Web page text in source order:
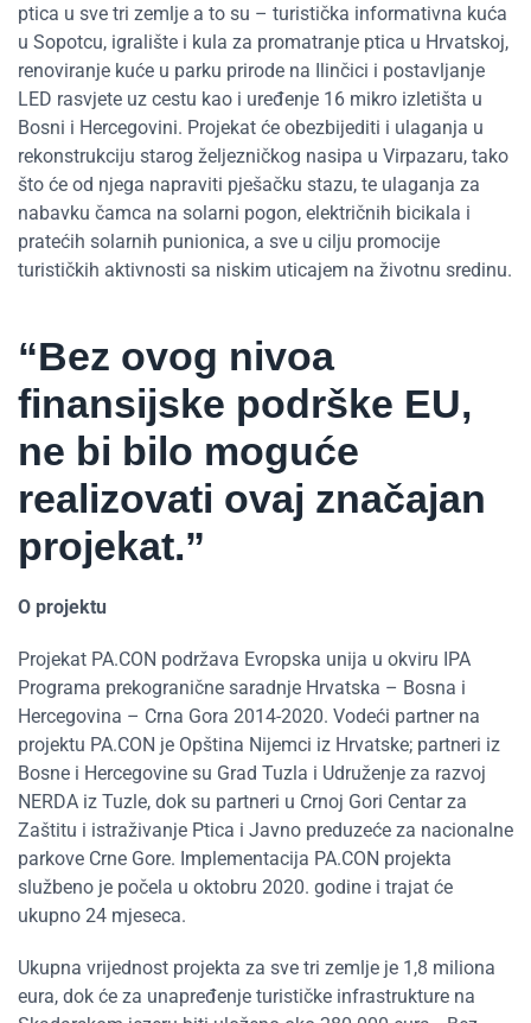
ptica u sve tri zemlje a to su – turistička informativna kuća
u Sopotcu, igralište i kula za promatranje ptica u Hrvatskoj,
renoviranje kuće u parku prirode na Ilinčici i postavljanje
LED rasvjete uz cestu kao i uređenje 16 mikro izletišta u
Bosni i Hercegovini. Projekat će obezbijediti i ulaganja u
rekonstrukciju starog željezničkog nasipa u Virpazaru, tako
što će od njega napraviti pješačku stazu, te ulaganja za
nabavku čamca na solarni pogon, električnih bicikala i
pratećih solarnih punionica, a sve u cilju promocije
turističkih aktivnosti sa niskim uticajem na životnu sredinu.
“Bez ovog nivoa
finansijske podrške EU,
ne bi bilo moguće
realizovati ovaj značajan
projekat.”
O projektu
Projekat PA.CON podržava Evropska unija u okviru IPA
Programa prekogranične saradnje Hrvatska – Bosna i
Hercegovina – Crna Gora 2014-2020. Vodeći partner na
projektu PA.CON je Opština Nijemci iz Hrvatske; partneri iz
Bosne i Hercegovine su Grad Tuzla i Udruženje za razvoj
NERDA iz Tuzle, dok su partneri u Crnoj Gori Centar za
Zaštitu i istraživanje Ptica i Javno preduzeće za nacionalne
parkove Crne Gore. Implementacija PA.CON projekta
službeno je počela u oktobru 2020. godine i trajat će
ukupno 24 mjeseca.
Ukupna vrijednost projekta za sve tri zemlje je 1,8 miliona
eura, dok će za unapređenje turističke infrastrukture na